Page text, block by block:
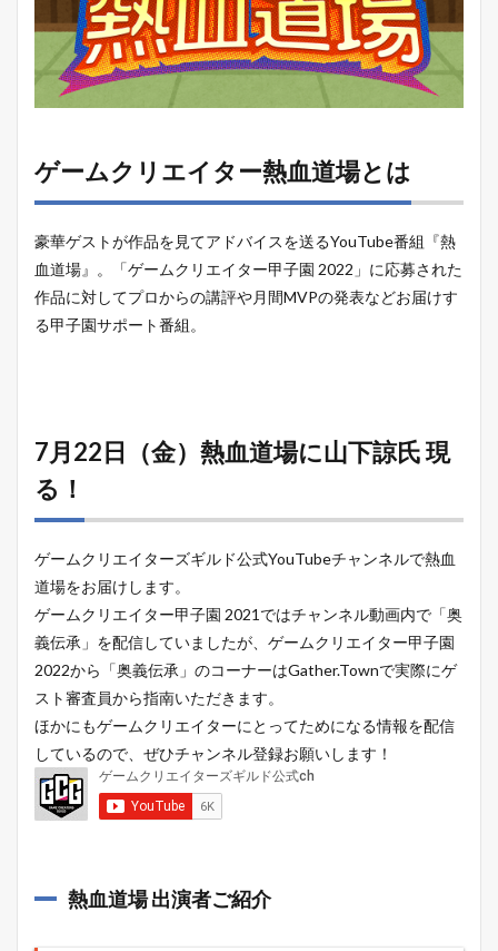
ゲームクリエイター熱血道場とは
豪華ゲストが作品を見てアドバイスを送るYouTube番組『熱
血道場』。「ゲームクリエイター甲子園 2022」に応募された
作品に対してプロからの講評や月間MVPの発表などお届けす
る甲子園サポート番組。
7月22日（金）熱血道場に山下諒氏 現
る！
ゲームクリエイターズギルド公式YouTubeチャンネルで熱血
道場をお届けします。
ゲームクリエイター甲子園 2021ではチャンネル動画内で「奥
義伝承」を配信していましたが、ゲームクリエイター甲子園
2022から「奥義伝承」のコーナーはGather.Townで実際にゲ
スト審査員から指南いただきます。
ほかにもゲームクリエイターにとってためになる情報を配信
しているので、ぜひチャンネル登録お願いします！
熱血道場 出演者ご紹介